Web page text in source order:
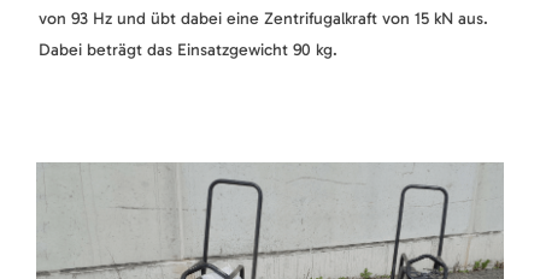
von 93 Hz und übt dabei eine Zentrifugalkraft von 15 kN aus.
Dabei beträgt das Einsatzgewicht 90 kg.